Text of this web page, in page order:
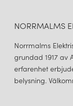
NORRMALMS
Norrmalms
grundad 1917 av
erfarenhet
belysning.